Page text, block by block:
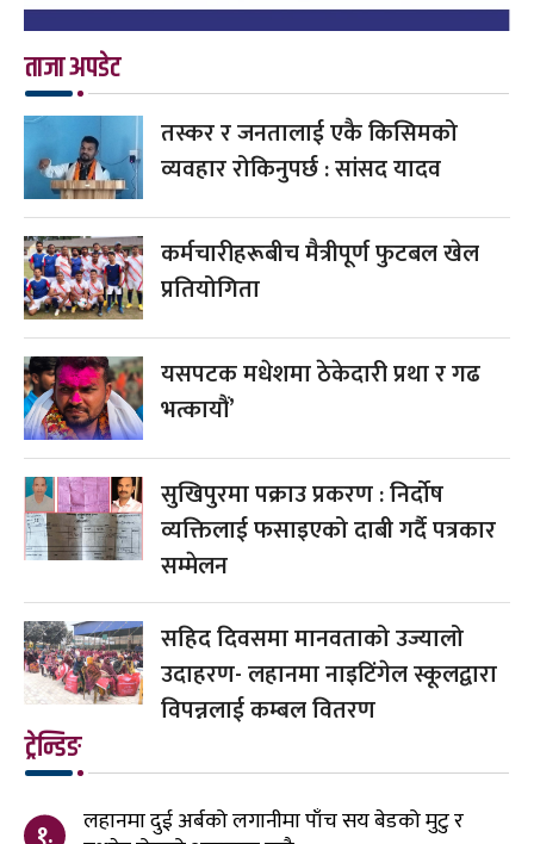
ताजा अपडेट
तस्कर र जनतालाई एकै किसिमको
व्यवहार रोकिनुपर्छ : सांसद यादव
कर्मचारीहरूबीच मैत्रीपूर्ण फुटबल खेल
प्रतियोगिता
यसपटक मधेशमा ठेकेदारी प्रथा र गढ
भत्कायौं’
सुखिपुरमा पक्राउ प्रकरण : निर्दोष
व्यक्तिलाई फसाइएको दाबी गर्दै पत्रकार
सम्मेलन
सहिद दिवसमा मानवताको उज्यालो
उदाहरण- लहानमा नाइटिंगेल स्कूलद्वारा
विपन्नलाई कम्बल वितरण
ट्रेन्डिङ
१.
लहानमा दुई अर्बको लगानीमा पाँच सय बेडको मुटु र